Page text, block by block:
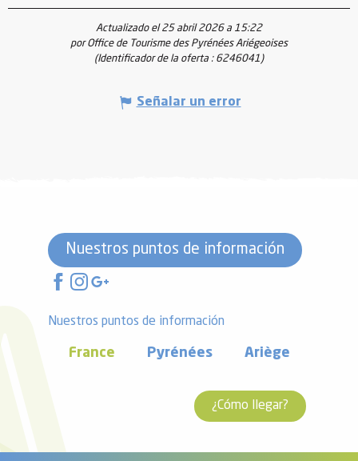
Actualizado el 25 abril 2026 a 15:22
por Office de Tourisme des Pyrénées Ariégeoises
(Identificador de la oferta : 6246041 )
Señalar un error
Nuestros puntos de información
Nuestros puntos de información
France Pyrénées Ariège
¿Cómo llegar?